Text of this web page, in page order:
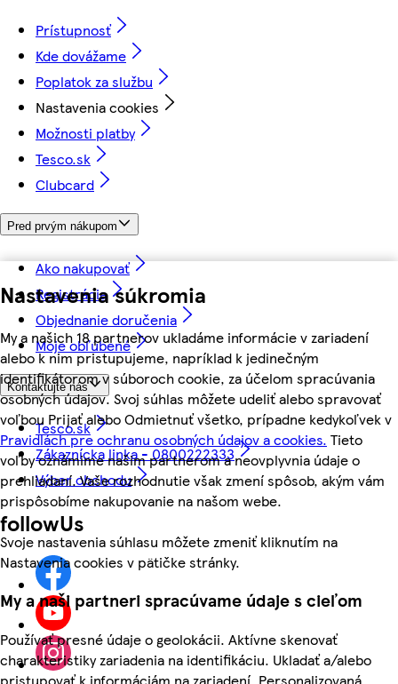
Nastavenia súkromia
My a našich 18 partnerov ukladáme informácie v zariadení
alebo k nim pristupujeme, napríklad k jedinečným
identifikátorom v súboroch cookie, za účelom spracúvania
osobných údajov. Svoj súhlas môžete udeliť alebo spravovať
voľbou Prijať alebo Odmietnuť všetko, prípadne kedykoľvek v
Pravidlách pre ochranu osobných údajov a cookies. Tieto
voľby oznámime našim partnerom a neovplyvnia údaje o
prehliadaní. Vaše rozhodnutie však zmení spôsob, akým vám
prispôsobíme nakupovanie na našom webe.
Svoje nastavenia súhlasu môžete zmeniť kliknutím na
Nastavenia cookies v pätičke stránky.
My a naši partneri spracúvame údaje s cieľom
Používať presné údaje o geolokácii. Aktívne skenovať
charakteristiky zariadenia na identifikáciu. Ukladať a/alebo
Prístupnosť
Kde dovážame
Poplatok za službu
Nastavenia cookies
Možnosti platby
Tesco.sk
Clubcard
Pred prvým nákupom
Ako nakupovať
Registrácia
Objednanie doručenia
Moje obľúbené
Kontaktujte nás
Tesco.sk
Zákaznícka linka - 0800222333
Výber obchodu
followUs